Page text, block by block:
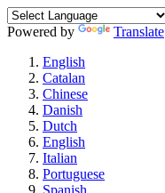
Powered by
Translate
English
Catalan
Chinese
Danish
Dutch
English
Italian
Portuguese
Spanish